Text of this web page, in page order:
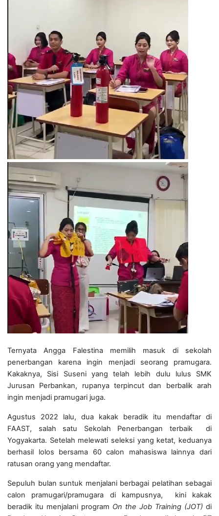
Ternyata Angga Falestina memilih masuk di sekolah
penerbangan karena ingin menjadi seorang pramugara.
Kakaknya, Sisi Suseni yang telah lebih dulu lulus SMK
Jurusan Perbankan, rupanya terpincut dan berbalik arah
ingin menjadi pramugari juga.
Agustus 2022 lalu, dua kakak beradik itu mendaftar di
FAAST, salah satu Sekolah Penerbangan terbaik di
Yogyakarta. Setelah melewati seleksi yang ketat, keduanya
berhasil lolos bersama 60 calon mahasiswa lainnya dari
ratusan orang yang mendaftar.
Sepuluh bulan suntuk menjalani berbagai pelatihan sebagai
calon pramugari/pramugara di kampusnya, kini kakak
beradik itu menjalani program On the Job Training (JOT) di